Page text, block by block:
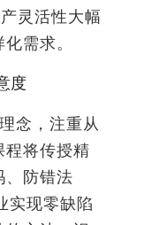
灵活性大幅
需求。
度
念，注重从
程将传授精
、防错法
实现零缺陷